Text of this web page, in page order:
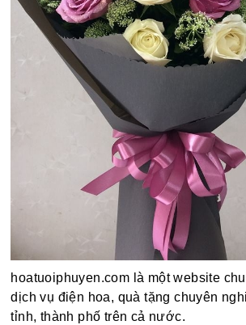
hoatuoiphuyen.com là một website
dịch vụ điện hoa, quà tặng chuyên
tỉnh, thành phố trên cả nước.